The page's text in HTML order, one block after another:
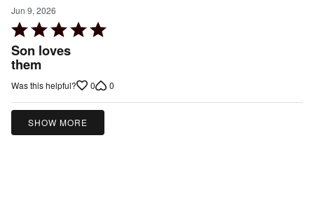
Jun 9, 2026
Rated
5
out
of
Son loves
them
Was this helpful? 0 0
SHOW MORE